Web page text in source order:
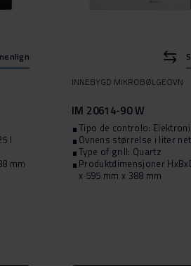
l
mm
INNEBYGD MIKROBØLGEOVN
IM 20614-90 W
Tipo de controlo:
Ovnens størrelse i liter
Type of grill: Quartz
Produktdimensjoner
x 595 mm x 388 mm